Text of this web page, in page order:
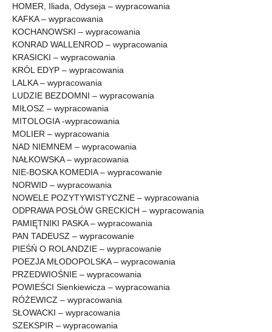
HOMER, Iliada, Odyseja – wypracowania
KAFKA – wypracowania
KOCHANOWSKI – wypracowania
KONRAD WALLENROD – wypracowania
KRASICKI – wypracowania
KRÓL EDYP – wypracowania
LALKA – wypracowania
LUDZIE BEZDOMNI – wypracowania
MIŁOSZ – wypracowania
MITOLOGIA -wypracowania
MOLIER – wypracowania
NAD NIEMNEM – wypracowania
NAŁKOWSKA – wypracowania
NIE-BOSKA KOMEDIA – wypracowanie
NORWID – wypracowania
NOWELE POZYTYWISTYCZNE – wypracowania
ODPRAWA POSŁÓW GRECKICH – wypracowania
PAMIĘTNIKI PASKA – wypracowania
PAN TADEUSZ – wypracowanie
PIEŚŃ O ROLANDZIE – wypracowanie
POEZJA MŁODOPOLSKA – wypracowania
PRZEDWIOŚNIE – wypracowania
POWIEŚCI Sienkiewicza – wypracowania
RÓŻEWICZ – wypracowania
SŁOWACKI – wypracowania
SZEKSPIR – wypracowania